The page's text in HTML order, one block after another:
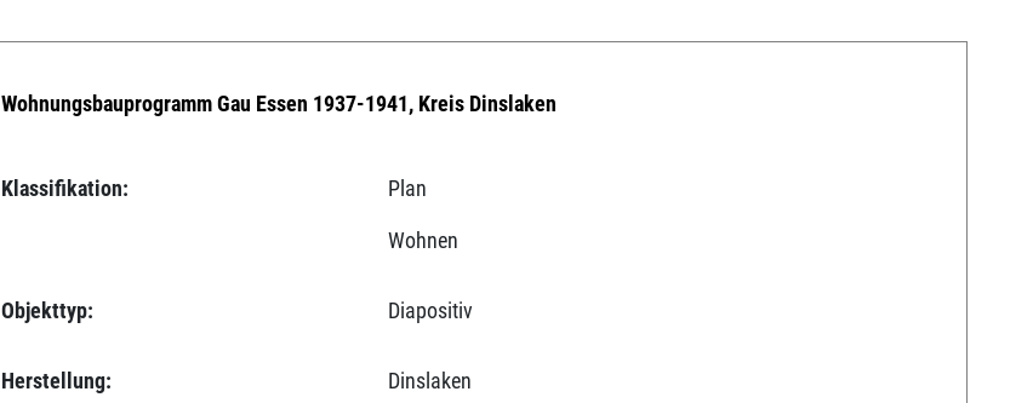
Wohnungsbauprogramm Gau Essen 1937-1941, Kreis Dinslaken
Klassifikation: Plan
Wohnen
Objekttyp: Diapositiv
Herstellung:
Dinslaken